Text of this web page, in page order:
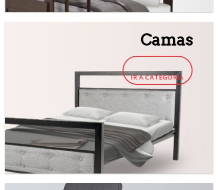
Camas
IR A CATEGORÍA